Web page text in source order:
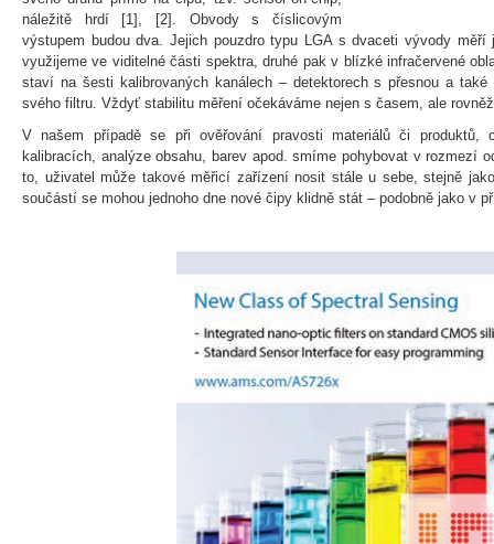
náležitě hrdí [1], [2]. Obvody s číslicovým
výstupem budou dva. Jejich pouzdro typu LGA s dvaceti vývody
využijeme ve viditelné části spektra, druhé pak v blízké infračervené
staví na šesti kalibrovaných kanálech – detektorech s přesnou a také
svého filtru. Vždyť stabilitu měření očekáváme nejen s časem, ale
V našem případě se při ověřování pravosti materiálů či produktů,
kalibracích, analýze obsahu, barev apod. smíme pohybovat v rozmezí
to, uživatel může takové měřicí zařízení nosit stále u sebe, stejně
součástí se mohou jednoho dne nové čipy klidně stát – podobně jako v